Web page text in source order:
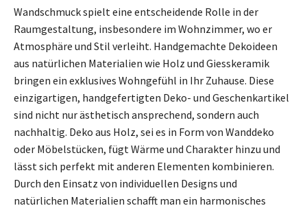
Wandschmuck spielt eine entscheidende Rolle in der
Raumgestaltung, insbesondere im Wohnzimmer, wo er
Atmosphäre und Stil verleiht. Handgemachte Dekoideen
aus natürlichen Materialien wie Holz und Giesskeramik
bringen ein exklusives Wohngefühl in Ihr Zuhause. Diese
einzigartigen, handgefertigten Deko- und Geschenkartikel
sind nicht nur ästhetisch ansprechend, sondern auch
nachhaltig. Deko aus Holz, sei es in Form von Wanddeko
oder Möbelstücken, fügt Wärme und Charakter hinzu und
lässt sich perfekt mit anderen Elementen kombinieren.
Durch den Einsatz von individuellen Designs und
natürlichen Materialien schafft man ein harmonisches